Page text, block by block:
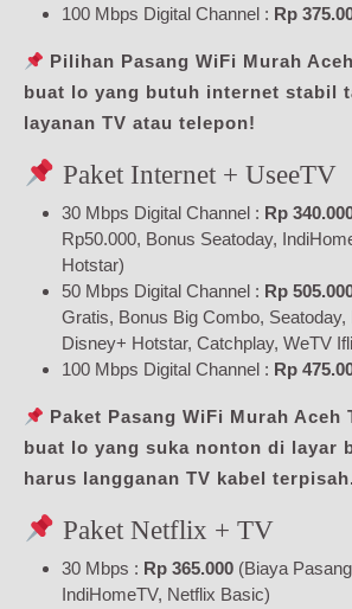
100 Mbps Digital Channel : Rp
Pilihan Pasang WiFi Murah
buat lo yang butuh internet stabil
layanan TV atau telepon!
Paket Internet + UseeTV
30 Mbps Digital Channel : Rp
Rp50.000, Bonus Seatoday,
Hotstar)
50 Mbps Digital Channel : Rp
Gratis, Bonus Big Combo, Seatoday,
Disney+ Hotstar, Catchplay, WeTV
100 Mbps Digital Channel : Rp
Paket Pasang WiFi Murah
buat lo yang suka nonton di layar
harus langganan TV kabel terpisah.
Paket Netflix + TV
30 Mbps : Rp 365.000 (Biaya
IndiHomeTV, Netflix Basic)